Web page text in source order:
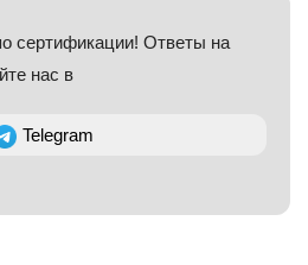
сертификации! Ответы на
нас в
Telegram